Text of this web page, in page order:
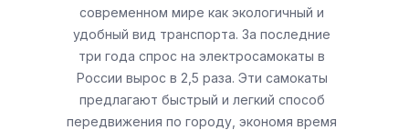
современном мире как экологичный и
удобный вид транспорта. За последние
три года спрос на электросамокаты в
России вырос в 2,5 раза. Эти самокаты
предлагают быстрый и легкий способ
передвижения по городу, экономя время